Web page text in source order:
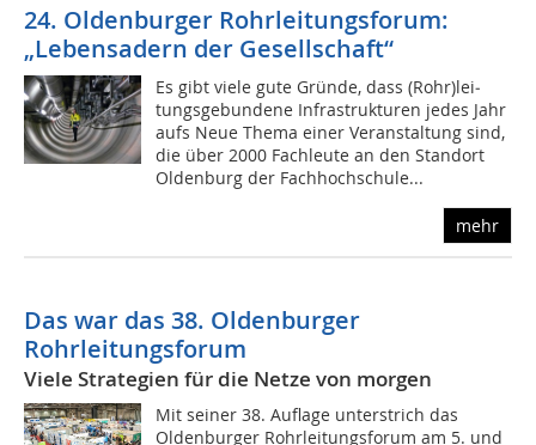
24. Oldenburger Rohrleitungsforum:
„Lebensadern der Gesellschaft“
Es gibt viele gute Gründe, dass (Rohr)lei­
tungs­gebundene Infrastrukturen jedes Jahr
aufs Neue Thema einer Veranstaltung sind,
die über 2000 Fachleute an den Standort
Oldenburg der Fachhochschule...
mehr
Das war das 38. Oldenburger
Rohrleitungsforum
Viele Strategien für die Netze von morgen
Mit seiner 38. Auflage unterstrich das
Oldenburger Rohrleitungsforum am 5. und